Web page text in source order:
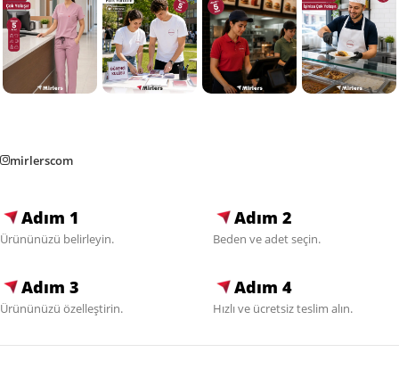
mirlerscom
Adım 1
Ürününüzü belirleyin.
Adım 2
Beden ve adet seçin.
Adım 3
Ürününüzü özelleştirin.
Adım 4
Hızlı ve ücretsiz teslim alın.